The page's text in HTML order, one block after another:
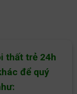
thất trẻ 24h
để quý